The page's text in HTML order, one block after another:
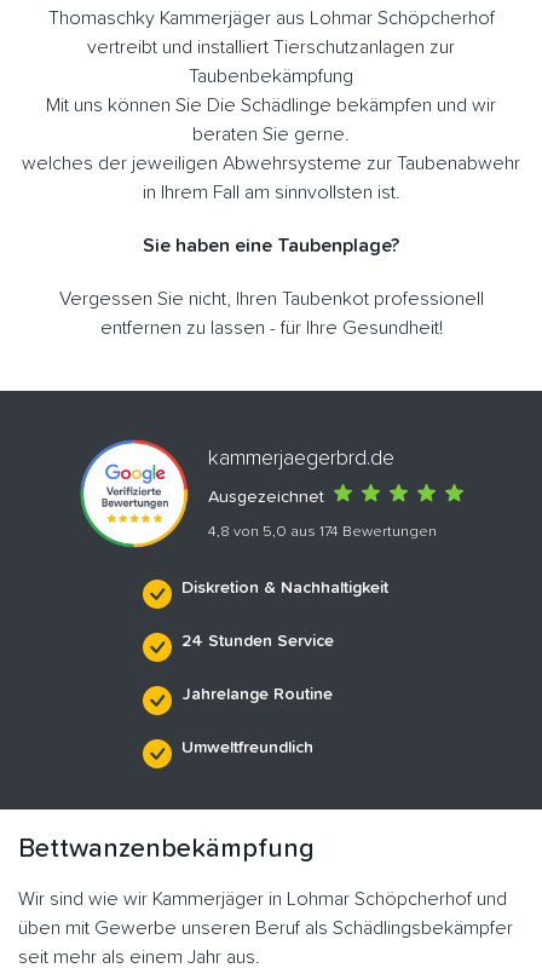
Thomaschky Kammerjäger aus Lohmar Schöpcherhof
vertreibt und installiert Tierschutzanlagen zur
Taubenbekämpfung
Mit uns können Sie Die Schädlinge bekämpfen und wir
beraten Sie gerne.
welches der jeweiligen Abwehrsysteme zur Taubenabwehr
in Ihrem Fall am sinnvollsten ist.
Sie haben eine Taubenplage?
Vergessen Sie nicht, Ihren Taubenkot professionell
entfernen zu lassen - für Ihre Gesundheit!
kammerjaegerbrd.de
Ausgezeichnet
4,8 von 5,0 aus 174 Bewertungen
Diskretion & Nachhaltigkeit
24 Stunden Service
Jahrelange Routine
Umweltfreundlich
Bettwanzenbekämpfung
Wir sind wie wir Kammerjäger in Lohmar Schöpcherhof und
üben mit Gewerbe unseren Beruf als Schädlingsbekämpfer
seit mehr als einem Jahr aus.